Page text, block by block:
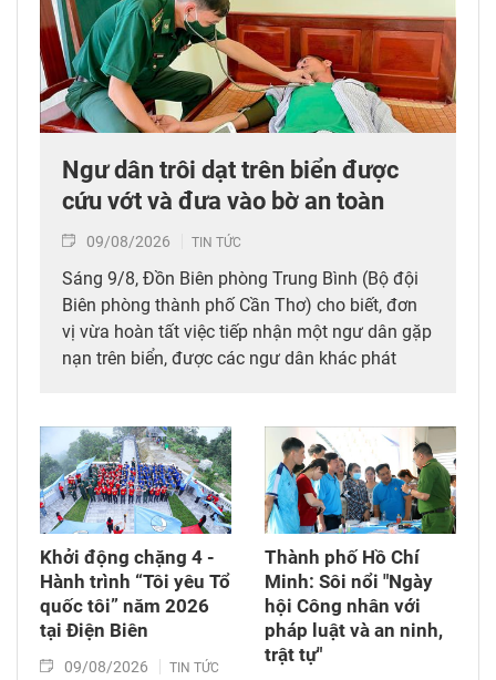
Ngư dân trôi dạt trên biển được
cứu vớt và đưa vào bờ an toàn
09/08/2026 TIN TỨC
Sáng 9/8, Đồn Biên phòng Trung Bình (Bộ đội
Biên phòng thành phố Cần Thơ) cho biết, đơn
vị vừa hoàn tất việc tiếp nhận một ngư dân gặp
nạn trên biển, được các ngư dân khác phát
Khởi động chặng 4 -
Hành trình “Tôi yêu Tổ
quốc tôi” năm 2026
tại Điện Biên
09/08/2026 TIN TỨC
Thành phố Hồ Chí
Minh: Sôi nổi "Ngày
hội Công nhân với
pháp luật và an ninh,
trật tự"